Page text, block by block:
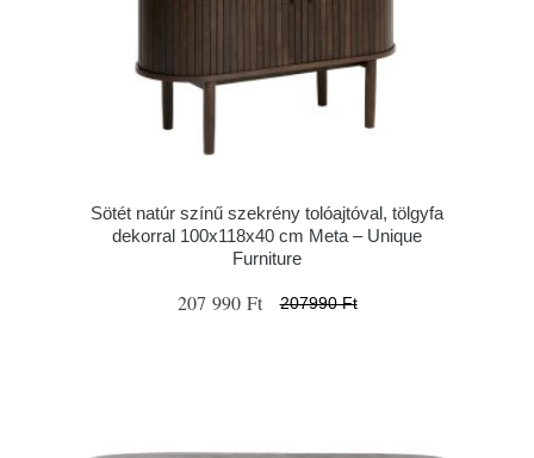
Sötét natúr színű szekrény tolóajtóval, tölgyfa
dekorral 100x118x40 cm Meta – Unique
Furniture
207 990 Ft 207990 Ft